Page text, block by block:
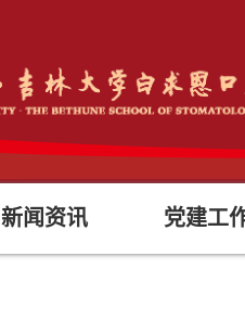
新闻资讯 党建工